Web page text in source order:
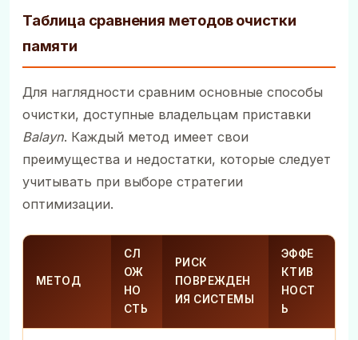
Таблица сравнения методов очистки
памяти
Для наглядности сравним основные способы
очистки, доступные владельцам приставки
Balayn. Каждый метод имеет свои
преимущества и недостатки, которые следует
учитывать при выборе стратегии
оптимизации.
МЕТОД
СЛ
ОЖ
НО
СТЬ
РИСК
ПОВРЕЖДЕН
ИЯ СИСТЕМЫ
ЭФФЕ
КТИВ
НОСТ
Ь